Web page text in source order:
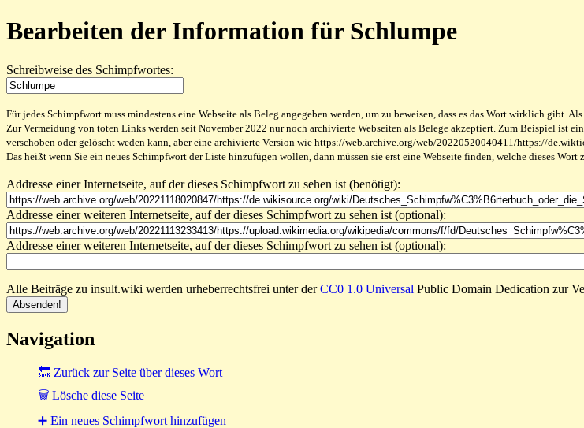
Bearbeiten der Information für Schlumpe
Schreibweise des Schimpfwortes:
Für jedes Schimpfwort muss mindestens eine Webseite als Beleg angegeben werden, um zu beweisen, dass es das Wort wirklich gibt.
Zur Vermeidung von toten Links werden seit November 2022 nur noch archivierte Webseiten als Belege akzeptiert. Zum Beispiel ist
verschoben oder gelöscht weden kann, aber eine archivierte Version wie https://web.archive.org/web/20220520040411/https://
Das heißt wenn Sie ein neues Schimpfwort der Liste hinzufügen wollen, dann müssen sie erst eine Webseite finden, welche dieses Wort
Addresse einer Internetseite, auf der dieses Schimpfwort zu sehen ist (benötigt):
Addresse einer weiteren Internetseite, auf der dieses Schimpfwort zu sehen ist (optional):
Addresse einer weiteren Internetseite, auf der dieses Schimpfwort zu sehen ist (optional):
Alle Beiträge zu insult.wiki werden urheberrechtsfrei unter derCC0 1.0 Universal Public Domain Dedication zur
Navigation
🔙 Zurück zur Seite über dieses Wort
🗑 Lösche diese Seite
➕ Ein neues Schimpfwort hinzufügen